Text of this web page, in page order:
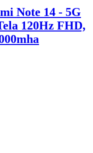
Note 14 - 5G
120Hz FHD,